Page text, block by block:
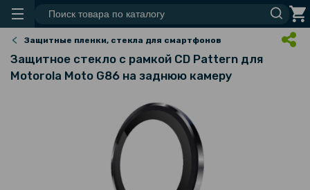
Защитные пленки, стекла для смартфонов
Защитное стекло с рамкой CD Pattern для
Motorola Moto G86 на заднюю камеру